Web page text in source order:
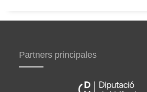
Partners principales